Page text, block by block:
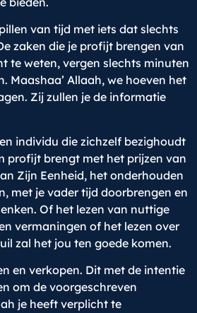
van tijd met iets dat slechts
zaken die je profijt brengen van
te weten, vergen slechts minuten
Maashaa’ Allaah, we hoeven het
Zij zullen je de informatie
individu die zichzelf bezighoudt
profijt brengt met het prijzen van
Zijn Eenheid, het onderhouden
met je vader tijd doorbrengen en
Of het lezen van nuttige
vermaningen of het lezen over
zal het jou ten goede komen.
en verkopen. Dit met de intentie
om de voorgeschreven
je heeft verplicht te